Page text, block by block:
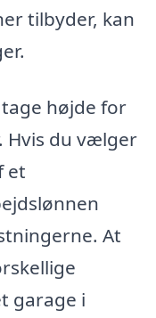
tilbyder, kan
højde for
Hvis du vælger
et
At
garage i